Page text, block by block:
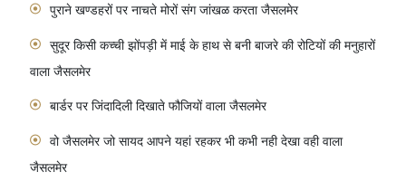
पुराने खण्डहरों पर नाचते मोरों संग जांखळ करता जैसलमेर
सुदूर किसी कच्ची झोंपड़ी में माई के हाथ से बनी बाजरे की रोटियों की मनुहारों
वाला जैसलमेर
बार्डर पर जिंदादिली दिखाते फौजियों वाला जैसलमेर
वो जैसलमेर जो सायद आपने यहां रहकर भी कभी नही देखा वही वाला
जैसलमेर